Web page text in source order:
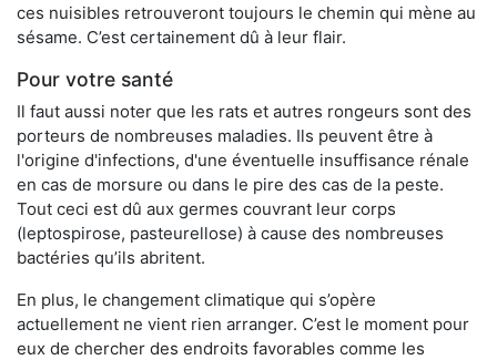
ces nuisibles retrouveront toujours le chemin qui mène au
sésame. C’est certainement dû à leur flair.
Pour votre santé
Il faut aussi noter que les rats et autres rongeurs sont des
porteurs de nombreuses maladies. Ils peuvent être à
l'origine d'infections, d'une éventuelle insuffisance rénale
en cas de morsure ou dans le pire des cas de la peste.
Tout ceci est dû aux germes couvrant leur corps
(leptospirose, pasteurellose) à cause des nombreuses
bactéries qu’ils abritent.
En plus, le changement climatique qui s’opère
actuellement ne vient rien arranger. C’est le moment pour
eux de chercher des endroits favorables comme les